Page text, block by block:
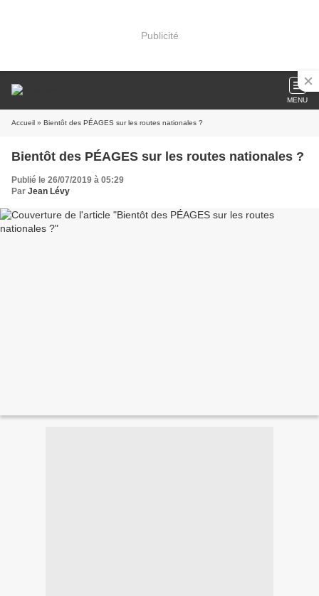
Publicité
MENU
Accueil » Bientôt des PÉAGES sur les routes nationales ?
Bientôt des PÉAGES sur les routes nationales ?
Publié le 26/07/2019 à 05:29
Par Jean Lévy